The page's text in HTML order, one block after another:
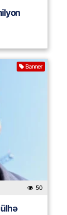
Banner
50